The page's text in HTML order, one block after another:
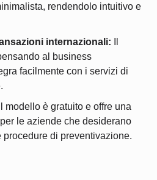
rendendolo intuitivo e
internazionali:
al business
facilmente con i servizi di
Il modello è gratuito e offre una
le aziende che desiderano
di preventivazione.